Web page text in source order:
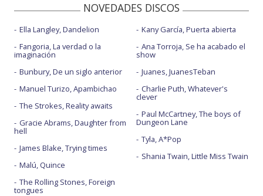
NOVEDADES DISCOS
Ella Langley, Dandelion
Fangoria, La verdad o la
imaginación
Bunbury, De un siglo anterior
Manuel Turizo, Apambichao
The Strokes, Reality awaits
Gracie Abrams, Daughter from
hell
James Blake, Trying times
Malú, Quince
The Rolling Stones, Foreign
tongues
Kany García, Puerta abierta
Ana Torroja, Se ha acabado el
show
Juanes, JuanesTeban
Charlie Puth, Whatever's
clever
Paul McCartney, The boys of
Dungeon Lane
Tyla, A*Pop
Shania Twain, Little Miss Twain